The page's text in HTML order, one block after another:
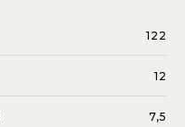
122
12
7,5